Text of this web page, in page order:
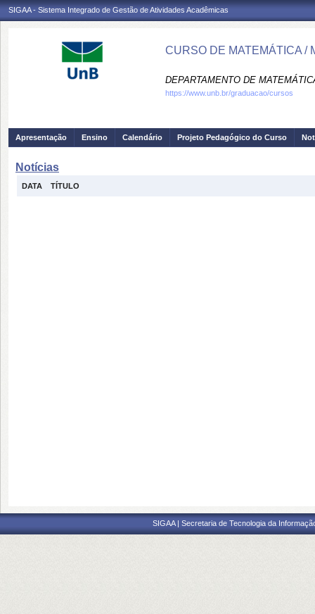
SIGAA - Sistema Integrado de Gestão de Atividades Acadêmicas
CURSO DE MATEMÁTICA /
DEPARTAMENTO DE
https://www.unb.br/graduacao/cursos
Apresentação Ensino Calendário Projeto Pedagógico do Curso
Notícias
DATA TÍTULO
SIGAA | Secretaria de Tecnologia da